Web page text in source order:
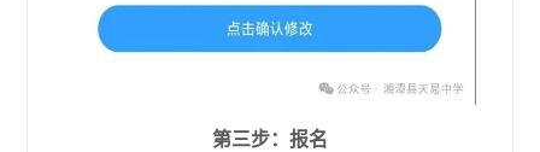
第三步：报名